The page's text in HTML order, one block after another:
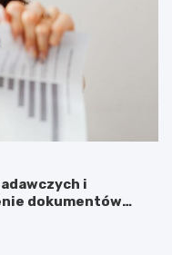
i
dokumentów